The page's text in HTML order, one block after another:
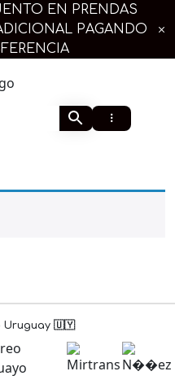
EN PRENDAS
PAGANDO
Linda Plus
Uruguay 🇺🇾
×